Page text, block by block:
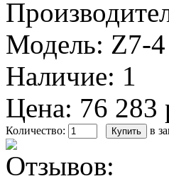
Модель: Z7-
Наличие: 1
Цена: 76 283
Количество: в